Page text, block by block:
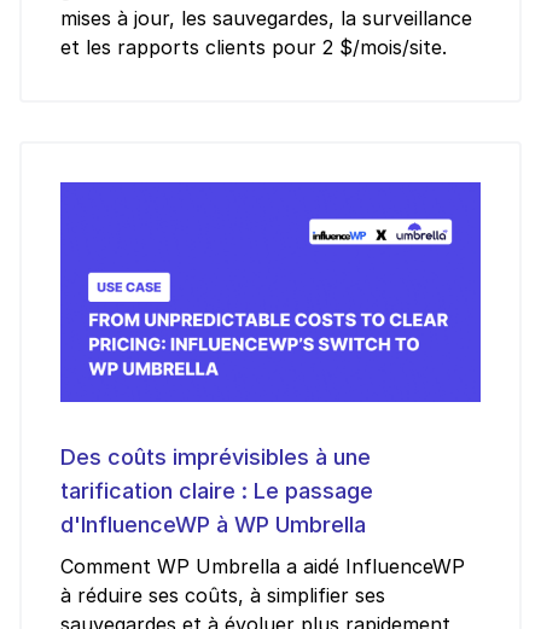
mises à jour, les sauvegardes, la surveillance
et les rapports clients pour 2 $/mois/site.
Des coûts imprévisibles à une
tarification claire : Le passage
d'InfluenceWP à WP Umbrella
Comment WP Umbrella a aidé InfluenceWP
à réduire ses coûts, à simplifier ses
sauvegardes et à évoluer plus rapidement